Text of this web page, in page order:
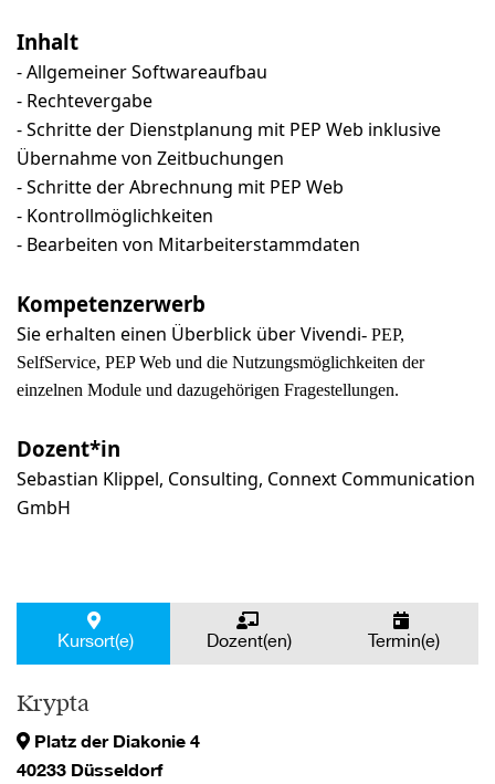
Inhalt
- Allgemeiner Softwareaufbau
- Rechtevergabe
- Schritte der Dienstplanung mit PEP Web inklusive
Übernahme von Zeitbuchungen
- Schritte der Abrechnung mit PEP Web
- Kontrollmöglichkeiten
- Bearbeiten von Mitarbeiterstammdaten
Kompetenzerwerb
Sie erhalten einen Überblick über Vivendi- PEP,
SelfService, PEP Web und die Nutzungsmöglichkeiten der
einzelnen Module und dazugehörigen Fragestellungen.
Dozent*in
Sebastian Klippel, Consulting, Connext Communication
GmbH
Kursort(e) Dozent(en) Termin(e)
Krypta
Platz der Diakonie 4
40233 Düsseldorf